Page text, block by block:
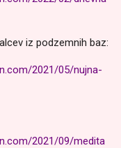
iz podzemnih baz:
2021/05/nujna-
2021/09/medita